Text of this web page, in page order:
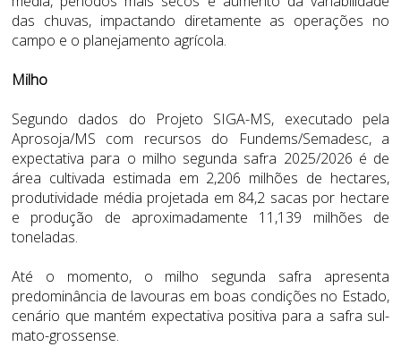
das chuvas, impactando diretamente as operações no
campo e o planejamento agrícola.
Milho
Segundo dados do Projeto SIGA-MS, executado pela
Aprosoja/MS com recursos do Fundems/Semadesc, a
expectativa para o milho segunda safra 2025/2026 é de
área cultivada estimada em 2,206 milhões de hectares,
produtividade média projetada em 84,2 sacas por hectare
e produção de aproximadamente 11,139 milhões de
toneladas.
Até o momento, o milho segunda safra apresenta
predominância de lavouras em boas condições no Estado,
cenário que mantém expectativa positiva para a safra sul-
mato-grossense.